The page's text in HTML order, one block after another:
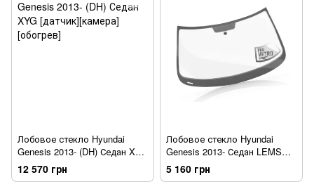
Лобовое стекло Hyundai
Genesis 2013- (DH) Седан XYG
[датчик][камера][обогрев]
12 570 грн
Лобовое стекло Hyundai
Genesis 2013- Седан LEMSON
[датчик][обогрев]
5 160 грн